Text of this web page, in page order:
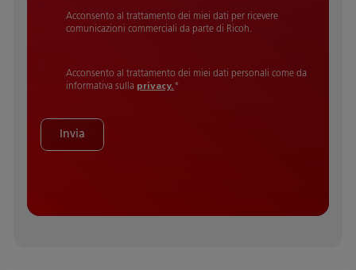
Acconsento al trattamento dei miei dati per ricevere
comunicazioni commerciali da parte di Ricoh.
Acconsento al trattamento dei miei dati personali come da
informativa sulla privacy. *
Invia